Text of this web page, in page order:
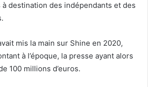
destination des indépendants et des
mis la main sur Shine en 2020,
à l’époque, la presse ayant alors
100 millions d’euros.